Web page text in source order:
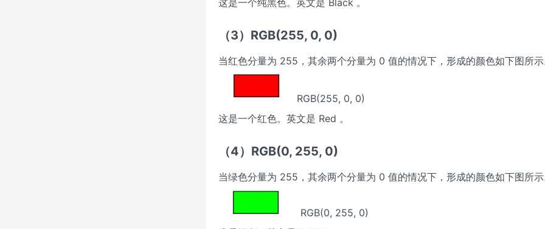
（3）RGB(255, 0, 0)
当红色分量为 255，其余两个分量为 0 值的情况下，形成的颜色如下图所
RGB(255, 0, 0)
这是一个红色。英文是 Red 。
（4）RGB(0, 255, 0)
当绿色分量为 255，其余两个分量为 0 值的情况下，形成的颜色如下图所
RGB(0, 255, 0)